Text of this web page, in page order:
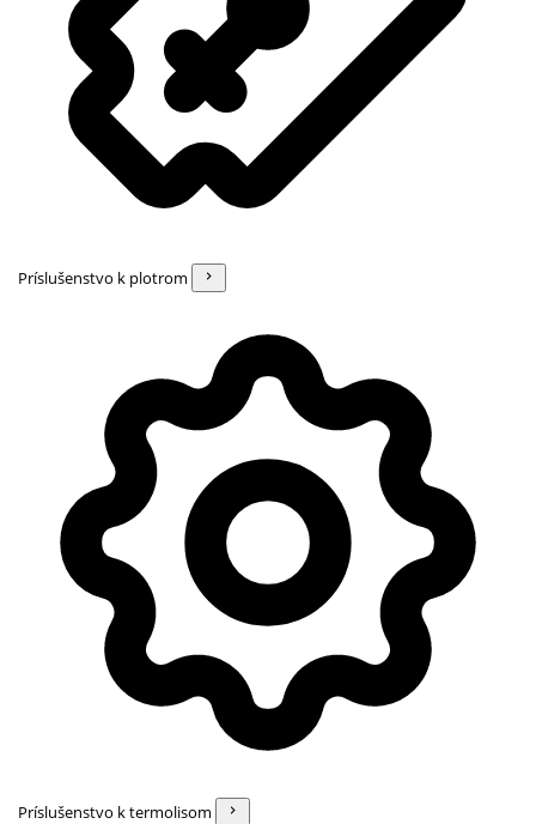
Príslušenstvo k plotrom
Príslušenstvo k termolisom